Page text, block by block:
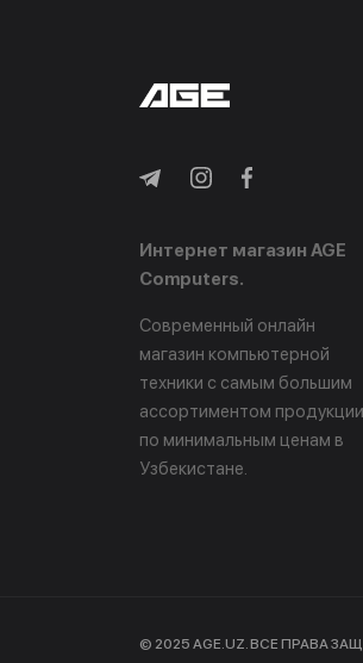
Интернет магазин AGE
Computers.
Современный онлайн
магазин компьютерной
техники с самым большим
ассортиментом продукции
по минимальным ценам в
Узбекистане.
© 2025 AGE.UZ. ВСЕ ПРАВА